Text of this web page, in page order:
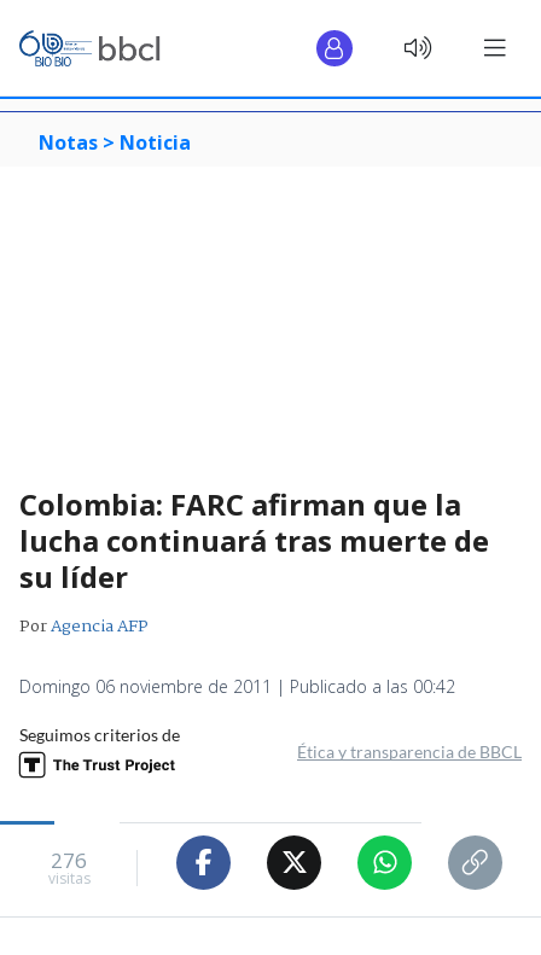
Notas > Noticia
Colombia: FARC afirman que la
lucha continuará tras muerte de
su líder
PorAgencia AFP
Domingo 06 noviembre de 2011 | Publicado a las 00:42
Seguimos criterios de
Ética y transparencia de BBCL
276
visitas